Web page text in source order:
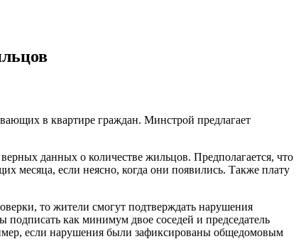
в квартире граждан. Минстрой предлагает
данных о количестве жильцов. Предполагается, что
месяца, если неясно, когда они появились. Также плату
то жители смогут подтверждать нарушения
подписать как минимум двое соседей и председатель
если нарушения были зафиксированы общедомовым